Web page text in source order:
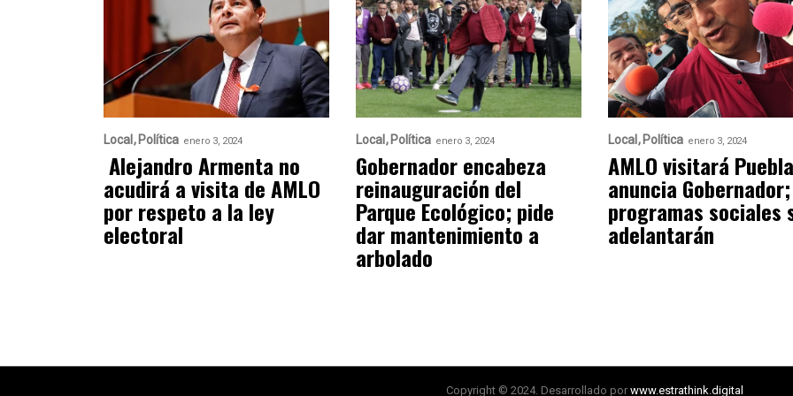
Local Política enero 3, 2024
Alejandro Armenta no
acudirá a visita de AMLO
por respeto a la ley
electoral
Local Política enero 3, 2024
Gobernador encabeza
reinauguración del
Parque Ecológico; pide
dar mantenimiento a
arbolado
Local Política enero 3, 2024
AMLO visitará
anuncia Gobernador;
programas sociales
adelantarán
Copyright © 2024. Desarrollado por www.estrathink.digital